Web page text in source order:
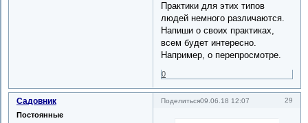
Практики для этих типов
людей немного различаются.
Напиши о своих практиках,
всем будет интересно.
Например, о перепросмотре.
0
Поделиться 29
09.06.18 12:07
Садовник
Постоянные